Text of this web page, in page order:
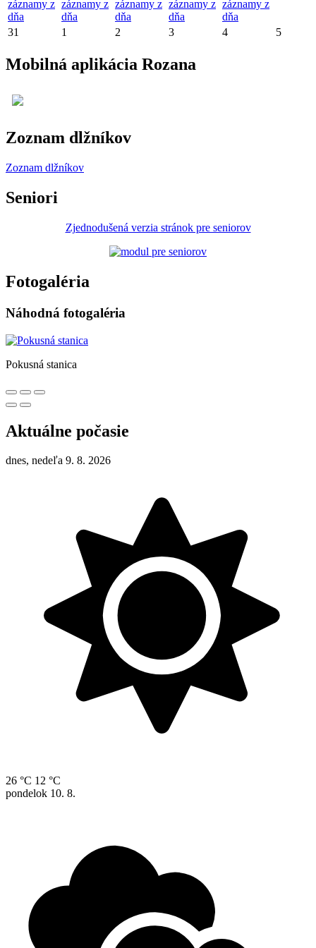
záznamy z
dňa
záznamy z
dňa
záznamy z
dňa
záznamy z
dňa
záznamy z
dňa
31 1 2 3 4 5
Mobilná aplikácia Rozana
Zoznam dlžníkov
Zoznam dlžníkov
Seniori
Zjednodušená verzia stránok pre seniorov
Fotogaléria
Náhodná fotogaléria
Pokusná stanica
Aktuálne počasie
dnes, nedeľa 9. 8. 2026
26 °C 12 °C
pondelok 10. 8.